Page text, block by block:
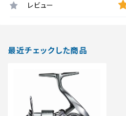
レビュー
最近チェックした商品